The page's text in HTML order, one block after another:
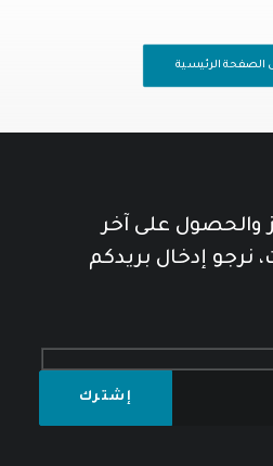
الصفحة الرئيسية
والحصول على آخر
نرجو إدخال بريدكم